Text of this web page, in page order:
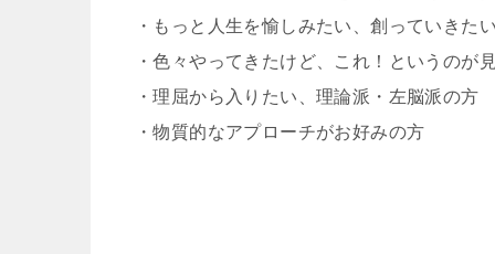
・もっと人生を愉しみたい、創っていきた
・色々やってきたけど、これ！というのが
・理屈から入りたい、理論派・左脳派の方
・物質的なアプローチがお好みの方